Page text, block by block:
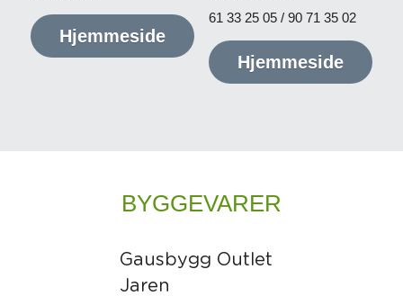
Hjemmeside
61 33 25 05 / 90 71 35 02
Hjemmeside
BYGGEVARER
Gausbygg Outlet
Jaren